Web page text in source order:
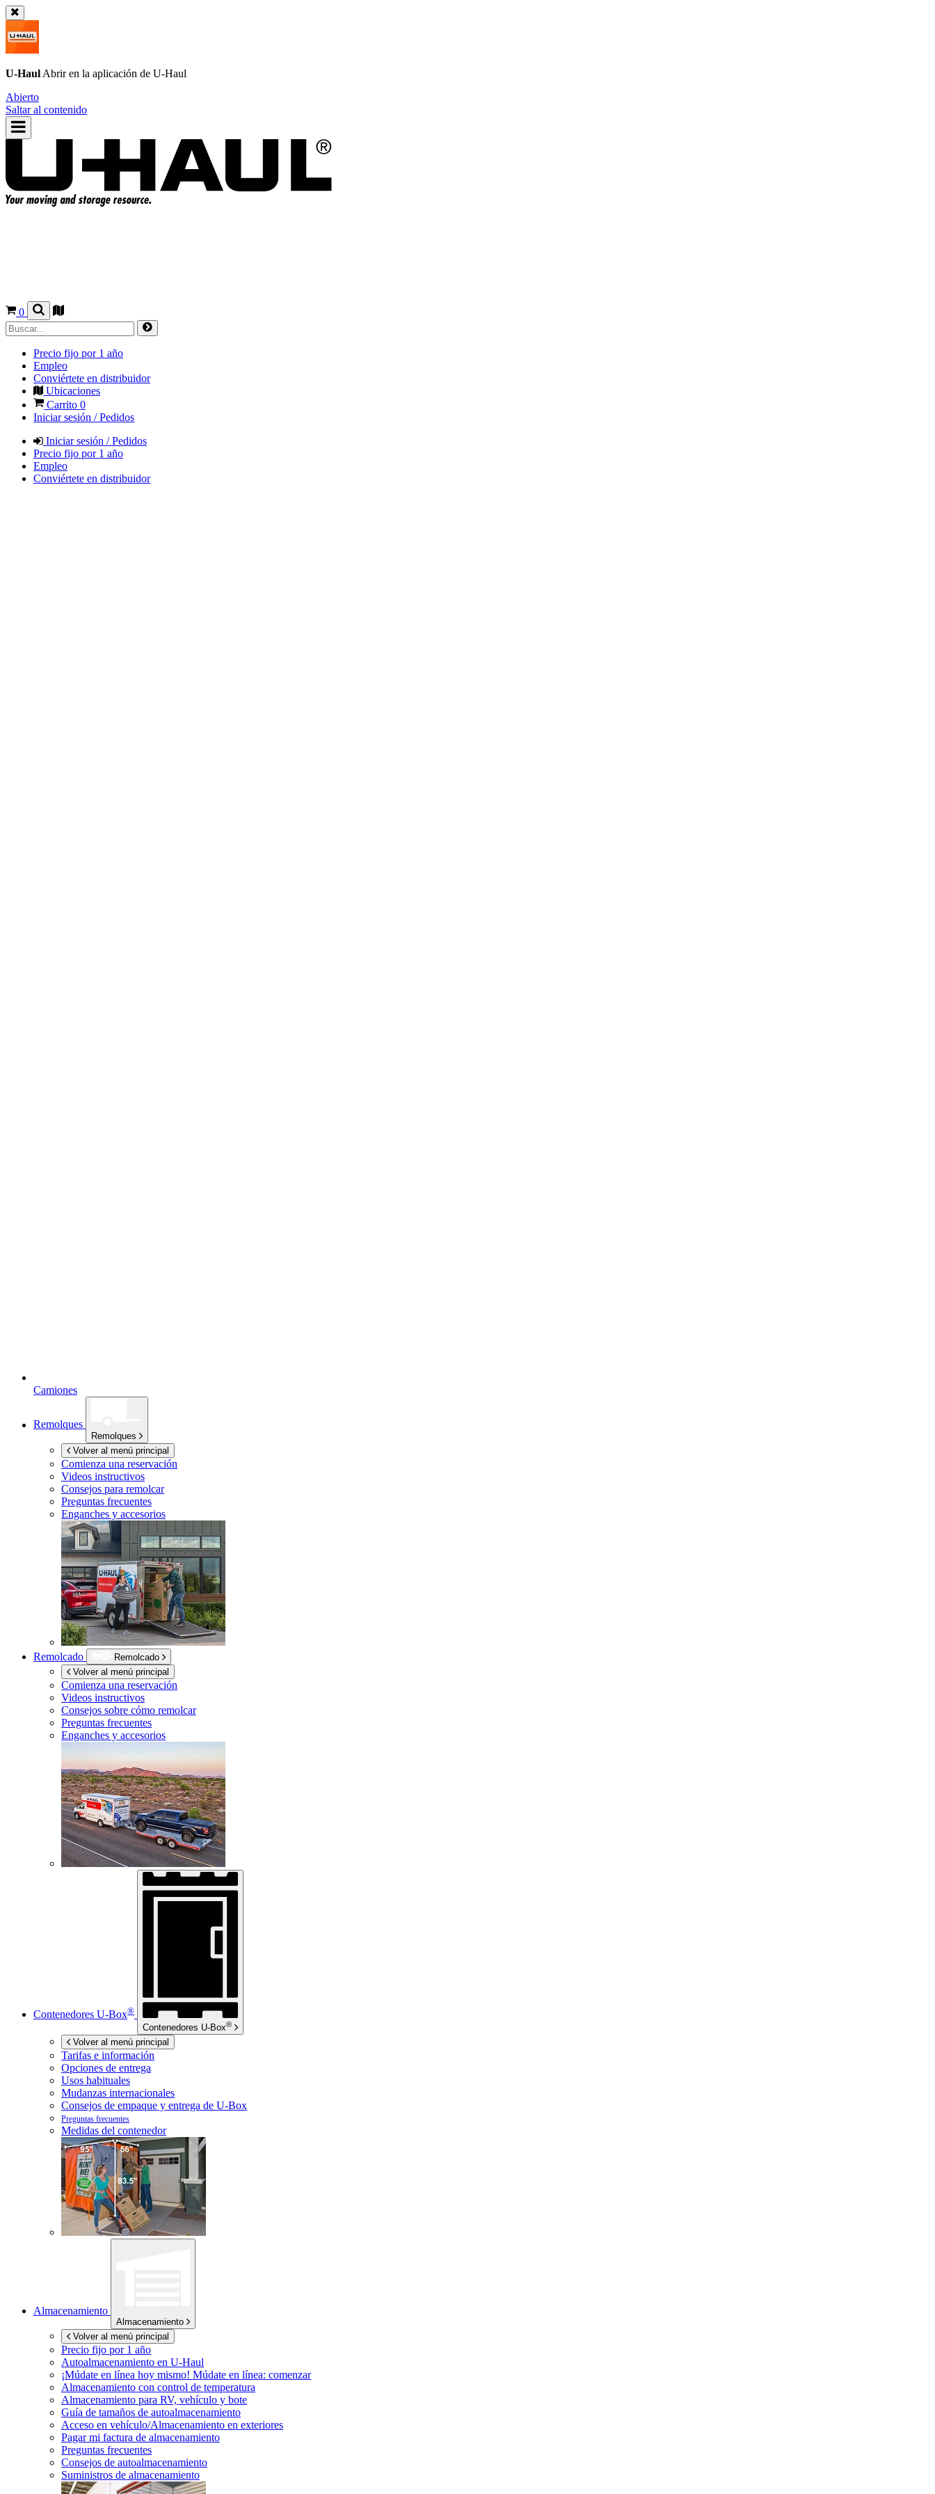
U-Haul Abrir en la aplicación de U-Haul
Abierto
Saltar al contenido
0
Precio fijo por 1 año
Empleo
Conviértete en distribuidor
Ubicaciones
Carrito 0
Iniciar sesión / Pedidos
Iniciar sesión / Pedidos
Precio fijo por 1 año
Empleo
Conviértete en distribuidor
Camiones
Remolques
Remolques
Volver al menú principal
Comienza una reservación
Videos instructivos
Consejos para remolcar
Preguntas frecuentes
Enganches y accesorios
Remolcado
Remolcado
Volver al menú principal
Comienza una reservación
Videos instructivos
Consejos sobre cómo remolcar
Preguntas frecuentes
Enganches y accesorios
Contenedores U-Box®
Contenedores U-Box®
Volver al menú principal
Tarifas e información
Opciones de entrega
Usos habituales
Mudanzas internacionales
Consejos de empaque y entrega de U-Box
Preguntas frecuentes
Medidas del contenedor
Almacenamiento
Almacenamiento
Volver al menú principal
Precio fijo por 1 año
Autoalmacenamiento en U-Haul
¡Múdate en línea hoy mismo! Múdate en línea: comenzar
Almacenamiento con control de temperatura
Almacenamiento para RV, vehículo y bote
Guía de tamaños de autoalmacenamiento
Acceso en vehículo/Almacenamiento en exteriores
Pagar mi factura de almacenamiento
Preguntas frecuentes
Consejos de autoalmacenamiento
Suministros de almacenamiento